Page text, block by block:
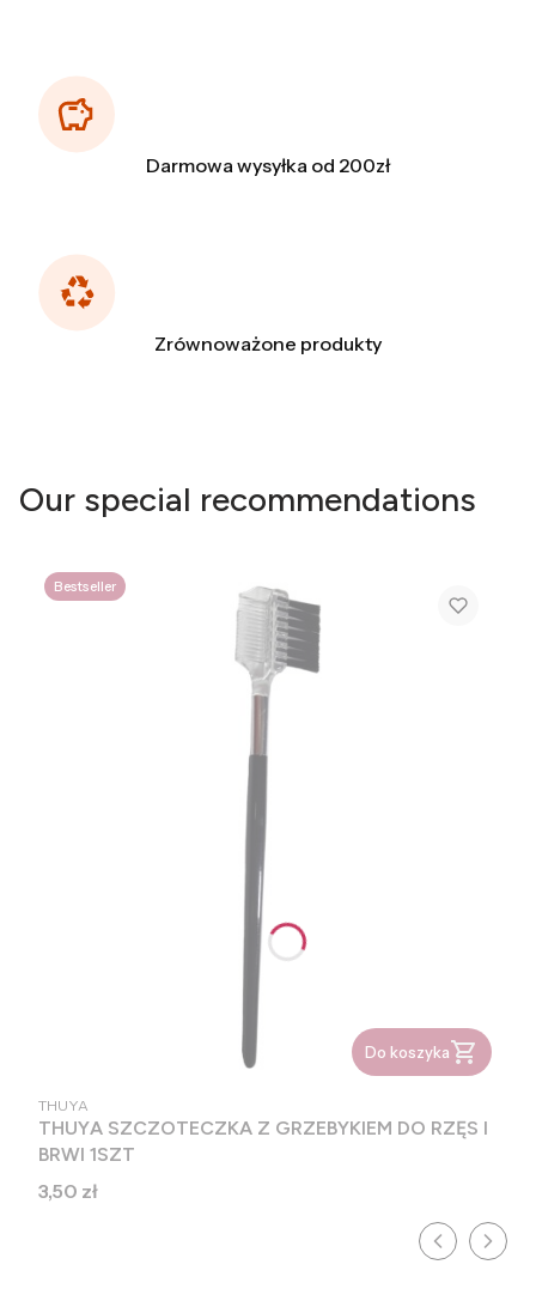
Darmowa wysyłka od 200zł
Zrównoważone produkty
Our special recommendations
Bestseller
Do koszyka
PRODUCENT
THUYA
THUYA SZCZOTECZKA Z GRZEBYKIEM DO RZĘS I
BRWI 1SZT
Cena
3,50 zł